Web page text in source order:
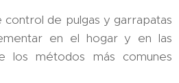
control de pulgas y garrapatas
en el hogar y en las
los métodos más comunes